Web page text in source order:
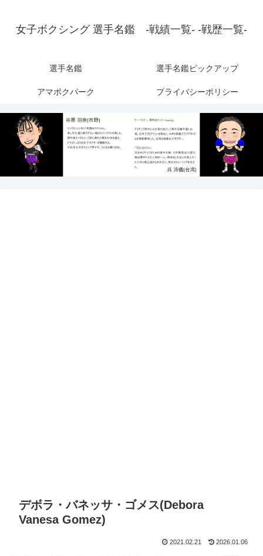
女子ボクシング 選手名鑑 -戦績一覧- -戦歴一覧-
選手名鑑 選手名鑑ピックアップ
アマボクパーク プライバシーポリシー
デボラ・バネッサ・ゴメス(Debora
Vanesa Gomez)
2021.02.21 2026.01.06